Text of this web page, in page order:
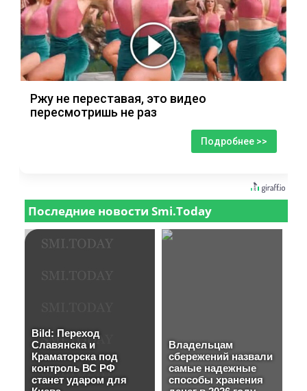
Ржу не переставая, это видео
пересмотришь не раз
Подробнее >>